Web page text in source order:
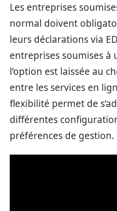
Les entreprises
normal doivent
leurs déclarations via
entreprises soumises à
l’option est laissée au
entre les services en
flexibilité permet de
différentes
préférences de gestion.